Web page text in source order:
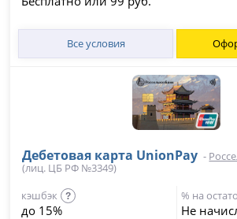
Все условия
Дебетовая карта UnionPay -
(лиц. ЦБ РФ №3349)
кэшбэк
?
до 15%
% на
Не